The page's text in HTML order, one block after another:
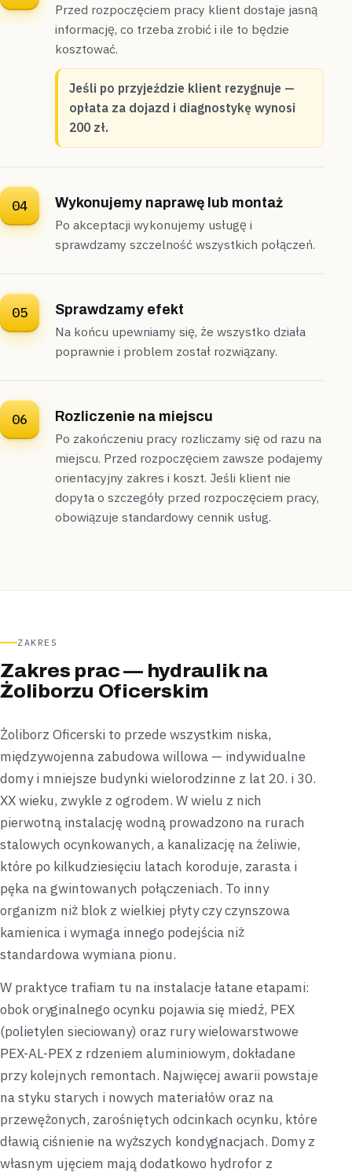
Przed rozpoczęciem pracy klient dostaje jasną
informację, co trzeba zrobić i ile to będzie
kosztować.
Jeśli po przyjeździe klient rezygnuje —
opłata za dojazd i diagnostykę wynosi
200 zł.
04
Wykonujemy naprawę lub montaż
Po akceptacji wykonujemy usługę i
sprawdzamy szczelność wszystkich połączeń.
05
Sprawdzamy efekt
Na końcu upewniamy się, że wszystko działa
poprawnie i problem został rozwiązany.
06
Rozliczenie na miejscu
Po zakończeniu pracy rozliczamy się od razu na
miejscu. Przed rozpoczęciem zawsze podajemy
orientacyjny zakres i koszt. Jeśli klient nie
dopyta o szczegóły przed rozpoczęciem pracy,
obowiązuje standardowy cennik usług.
ZAKRES
Zakres prac — hydraulik na
Żoliborzu Oficerskim
Żoliborz Oficerski to przede wszystkim niska,
międzywojenna zabudowa willowa — indywidualne
domy i mniejsze budynki wielorodzinne z lat 20. i 30.
XX wieku, zwykle z ogrodem. W wielu z nich
pierwotną instalację wodną prowadzono na rurach
stalowych ocynkowanych, a kanalizację na żeliwie,
które po kilkudziesięciu latach koroduje, zarasta i
pęka na gwintowanych połączeniach. To inny
organizm niż blok z wielkiej płyty czy czynszowa
kamienica i wymaga innego podejścia niż
standardowa wymiana pionu.
W praktyce trafiam tu na instalacje łatane etapami:
obok oryginalnego ocynku pojawia się miedź, PEX
(polietylen sieciowany) oraz rury wielowarstwowe
PEX-AL-PEX z rdzeniem aluminiowym, dokładane
przy kolejnych remontach. Najwięcej awarii powstaje
na styku starych i nowych materiałów oraz na
przewężonych, zarośniętych odcinkach ocynku, które
dławią ciśnienie na wyższych kondygnacjach. Domy z
własnym ujęciem mają dodatkowo hydrofor z